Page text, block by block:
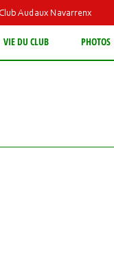
Audaux Navarrenx
VIE DU CLUB PHOTOS